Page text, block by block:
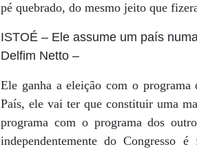
pé quebrado, do mesmo jeito que
ISTOÉ – Ele assume um país
Delfim Netto –
Ele ganha a eleição com o
País, ele vai ter que constituir uma
programa com o programa dos
independentemente do Congresso